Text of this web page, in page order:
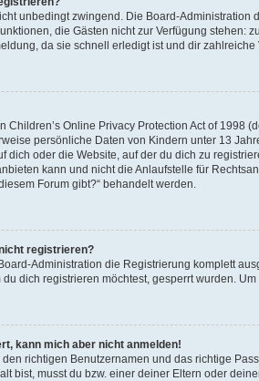
unbedingt zwingend. Die Board-
die Gästen nicht zur Verfügung stehen:
da sie schnell erledigt ist und dir zahlreiche
Children’s Online Privacy Protection Act of 1998
persönliche Daten von Kindern unter 13
dich oder die Website, auf der du dich zu
kann und nicht die Anlaufstelle für
Forum gibt?“ behandelt werden.
registrieren?
Administration die Registrierung komplett
du dich registrieren möchtest, gesperrt wurden.
kann mich aber nicht anmelden!
richtigen Benutzernamen und das richtige
bist, musst du bzw. einer deiner Eltern oder